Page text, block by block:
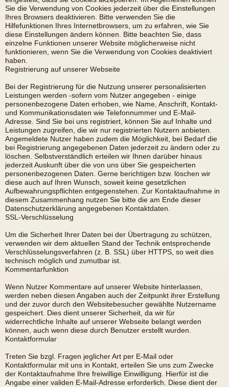
Sie die Verwendung von Cookies jederzeit über die Einstellungen
Ihres Browsers deaktivieren. Bitte verwenden Sie die
Hilfefunktionen Ihres Internetbrowsers, um zu erfahren, wie Sie
diese Einstellungen ändern können. Bitte beachten Sie, dass
einzelne Funktionen unserer Website möglicherweise nicht
funktionieren, wenn Sie die Verwendung von Cookies deaktiviert
haben.
Registrierung auf unserer Webseite
Bei der Registrierung für die Nutzung unserer personalisierten
Leistungen werden -sofern vom Nutzer angegeben - einige
personenbezogene Daten erhoben, wie Name, Anschrift, Kontakt-
und Kommunikationsdaten wie Telefonnummer und E-Mail-
Adresse. Sind Sie bei uns registriert, können Sie auf Inhalte und
Leistungen zugreifen, die wir nur registrierten Nutzern anbieten.
Angemeldete Nutzer haben zudem die Möglichkeit, bei Bedarf die
bei Registrierung angegebenen Daten jederzeit zu ändern oder zu
löschen. Selbstverständlich erteilen wir Ihnen darüber hinaus
jederzeit Auskunft über die von uns über Sie gespeicherten
personenbezogenen Daten. Gerne berichtigen bzw. löschen wir
diese auch auf Ihren Wunsch, soweit keine gesetzlichen
Aufbewahrungspflichten entgegenstehen. Zur Kontaktaufnahme in
diesem Zusammenhang nutzen Sie bitte die am Ende dieser
Datenschutzerklärung angegebenen Kontaktdaten.
SSL-Verschlüsselung
Um die Sicherheit Ihrer Daten bei der Übertragung zu schützen,
verwenden wir dem aktuellen Stand der Technik entsprechende
Verschlüsselungsverfahren (z. B. SSL) über HTTPS, so weit dies
technisch möglich und zumutbar ist.
Kommentarfunktion
Wenn Nutzer Kommentare auf unserer Website hinterlassen,
werden neben diesen Angaben auch der Zeitpunkt ihrer Erstellung
und der zuvor durch den Websitebesucher gewählte Nutzername
gespeichert. Dies dient unserer Sicherheit, da wir für
widerrechtliche Inhalte auf unserer Webseite belangt werden
können, auch wenn diese durch Benutzer erstellt wurden.
Kontaktformular
Treten Sie bzgl. Fragen jeglicher Art per E-Mail oder
Kontaktformular mit uns in Kontakt, erteilen Sie uns zum Zwecke
der Kontaktaufnahme Ihre freiwillige Einwilligung. Hierfür ist die
Angabe einer validen E-Mail-Adresse erforderlich. Diese dient der